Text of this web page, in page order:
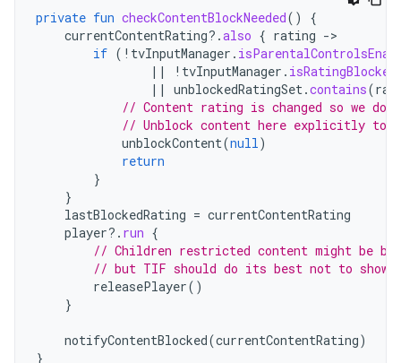
private fun checkContentBlockNeeded()
{
currentContentRating?.also { rating -
if ( ! tvInputManager .
||
! tvInputManager . isRatingBlocked
||
unblockedRatingSet.contains(
// Content rating is changed so we
// Unblock content here explicitly to
unblockContent(null)
return
}
}
lastBlockedRating = currentContentRating
player?. run {
// Children restricted content might be
// but TIF should do its best not to show
releasePlayer()
}
notifyContentBlocked(currentContentRating)
}